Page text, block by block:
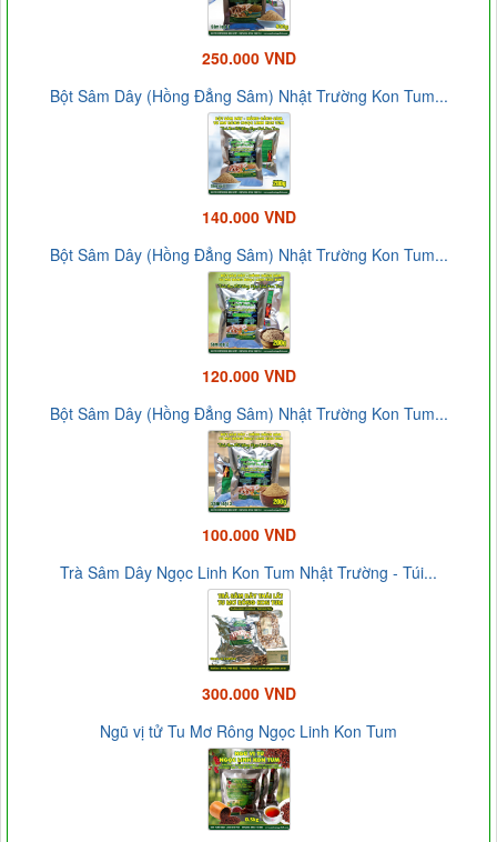
250.000 VND
Bột Sâm Dây (Hồng Đẳng Sâm) Nhật Trường Kon Tum...
140.000 VND
Bột Sâm Dây (Hồng Đẳng Sâm) Nhật Trường Kon Tum...
120.000 VND
Bột Sâm Dây (Hồng Đẳng Sâm) Nhật Trường Kon Tum...
100.000 VND
Trà Sâm Dây Ngọc Linh Kon Tum Nhật Trường - Túi...
300.000 VND
Ngũ vị tử Tu Mơ Rông Ngọc Linh Kon Tum